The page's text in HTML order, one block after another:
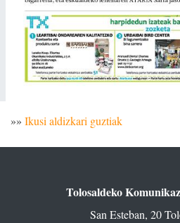
»» Ikusi aldizkari guztiak
Tolosaldeko
San Esteban, 20